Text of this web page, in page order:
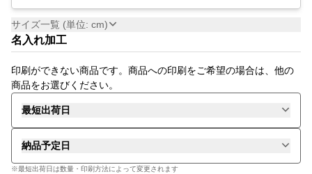
サイズ一覧 (単位: cm)
名入れ加工
印刷ができない商品です。商品への印刷をご希望の場合は、他の
商品をお選びください。
最短出荷日
納品予定日
※最短出荷日は数量・印刷方法によって変更されます